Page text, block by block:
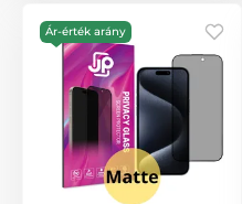
Ár-érték arány